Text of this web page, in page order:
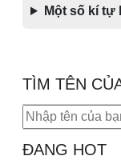
Một số kí tự
TÌM TÊN
Tìm kiếm
ĐANG HOT